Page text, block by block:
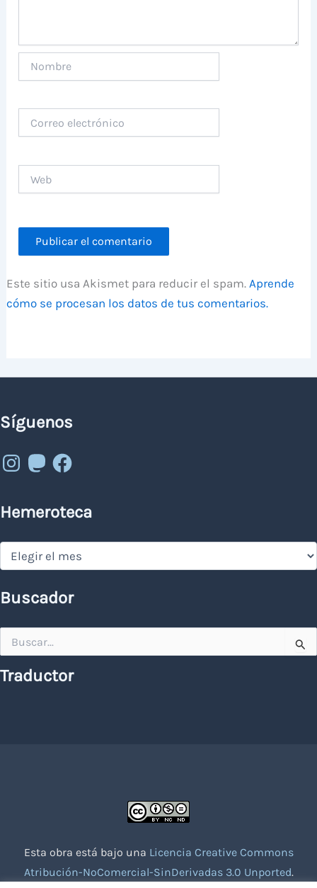
electrónico
Este sitio usa Akismet para reducir el spam.Aprende
cómo se procesan los datos de tus comentarios.
Síguenos
Instagram
MastodonFacebook
Hemeroteca
Hemeroteca
Buscador
por:
Traductor
Esta obra está bajo una Licencia Creative Commons
Atribución-NoComercial-SinDerivadas 3.0 Unported.